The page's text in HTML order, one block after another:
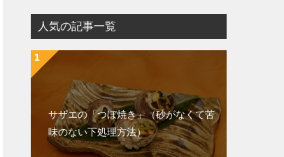
人気の記事一覧
サザエの「つぼ焼き」（砂がなくて苦
味のない下処理方法）